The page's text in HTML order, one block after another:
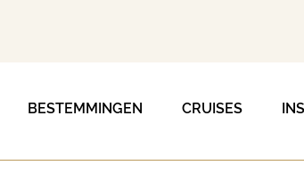
BESTEMMINGEN CRUISES